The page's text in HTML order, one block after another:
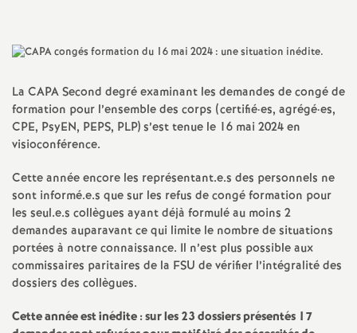
i
n
a
l
d
La CAPASecond degré examinant les demandes de congé de
formation pour l’ensemble des corps (certifié·es, agrégé·es,
CPE, PsyEN, PEPS, PLP) s’est tenue le 16 mai 2024 en
visioconférence.
Cette année encore les représentant.e.s des personnels ne
sont informé.e.s que sur les refus de congé formation pour
les seul.e.s collègues ayant déjà formulé au moins 2
demandes auparavant ce qui limite le nombre de situations
portées à notre connaissance. Il n’est plus possible aux
commissaires paritaires de la FSU de vérifier l’intégralité des
dossiers des collègues.
Cette année est inédite : sur les 23 dossiers présentés 17